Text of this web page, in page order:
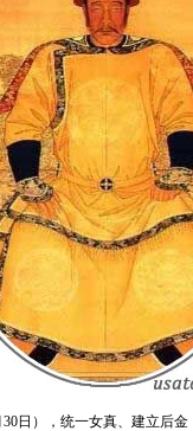
日），统一女真、建立后